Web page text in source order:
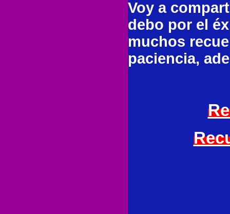
Voy a
debo por el
muchos
paciencia,